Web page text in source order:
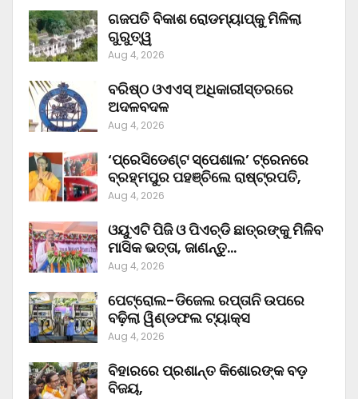
ଗଜପତି ବିକାଶ ରୋଡମ୍ୟାପ୍‌କୁ ମିଳିଲା
ଗୁରୁତ୍ୱ
Aug 4, 2026
ବରିଷ୍ଠ ଓଏଏସ୍‌ ଅଧିକାରୀସ୍ତରରେ
ଅଦଳବଦଳ
Aug 4, 2026
‘ପ୍ରେସିଡେଣ୍ଟ ସ୍ପେଶାଲ’ ଟ୍ରେନରେ
ବ୍ରହ୍ମପୁର ପହଞ୍ଚିଲେ ରାଷ୍ଟ୍ରପତି,
Aug 4, 2026
ଓୟୁଏଟି ପିଜି ଓ ପିଏଚ୍‌ଡି ଛାତ୍ରଙ୍କୁ ମିଳିବ
ମାସିକ ଭତ୍ତା, ଜାଣନ୍ତୁ…
Aug 4, 2026
ପେଟ୍ରୋଲ-ଡିଜେଲ ରପ୍ତାନି ଉପରେ
ବଢ଼ିଲା ୱିଣ୍ଡଫଲ ଟ୍ୟାକ୍ସ
Aug 4, 2026
ବିହାରରେ ପ୍ରଶାନ୍ତ କିଶୋରଙ୍କ ବଡ଼
ବିଜୟ,